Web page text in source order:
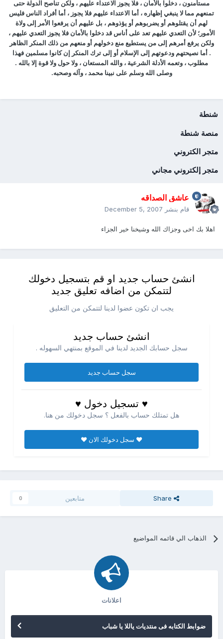
مستأمنون ، دخلوا بالأمان ، فلا يجوز الاعتداء عليهم ، ولكن تناصح الدولة حتى
تمنعهم مما لا ينبغي إظهاره ، أما الاعتداء عليهم فلا يجوز ، أما أفراد الناس فليس
لهم أن يقتلوهم أو يضربوهم أو يؤذوهم ، بل عليهم أن يرفعوا الأمر إلى ولاة
الأمور؛ لأن التعدي عليهم تعد على أناس قد دخلوا بالأمان فلا يجوز التعدي عليهم ،
ولكن يرفع أمرهم إلى من يستطيع منع دخولهم أو منعهم من ذلك المنكر الظاهر
. أما نصيحتهم ودعوتهم إلى الإسلام أو إلى ترك المنكر إن كانوا مسلمين فهذا
مطلوب ، وتعمه الأدلة الشرعية ، والله المستعان ، ولا حول ولا قوة إلا بالله .
وصلى الله وسلم على نبينا محمد ، وآله وصحبه.
شنطة
منصة شنطة
متجر الكتروني
متجر إلكتروني مجاني
عاشق الصداقه
قام بنشر December 5, 2007
اهلا بك اخى وجزاك الله وشيخنا خير الجزاء
انشئ حساب جديد او قم بتسجيل دخولك
لتتمكن من اضافه تعليق جديد
يجب ان تكون عضوا لدينا لتتمكن من التعليق
انشئ حساب جديد
سجل حسابك الجديد لدينا في الموقع بمنتهي السهوله .
سجل حساب جديد
♥ تسجيل دخول ♥
هل تمتلك حساب بالفعل ؟ سجل دخولك من هنا.
♥ سجل دخولك الان ♥
Share متابعين 0
الذهاب الي قائمه المواضيع
اعلانات
ضوابط الكتابه فى منتديات ياللا يا شباب